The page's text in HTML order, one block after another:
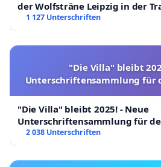
der Wolfsträne Leipzig in der
1 127 Unterschriften
"Die Villa" bleibt
Unterschriftensammlung für
"Die Villa" bleibt 2025! - Neue
Unterschriftensammlung für
2 038 Unterschriften